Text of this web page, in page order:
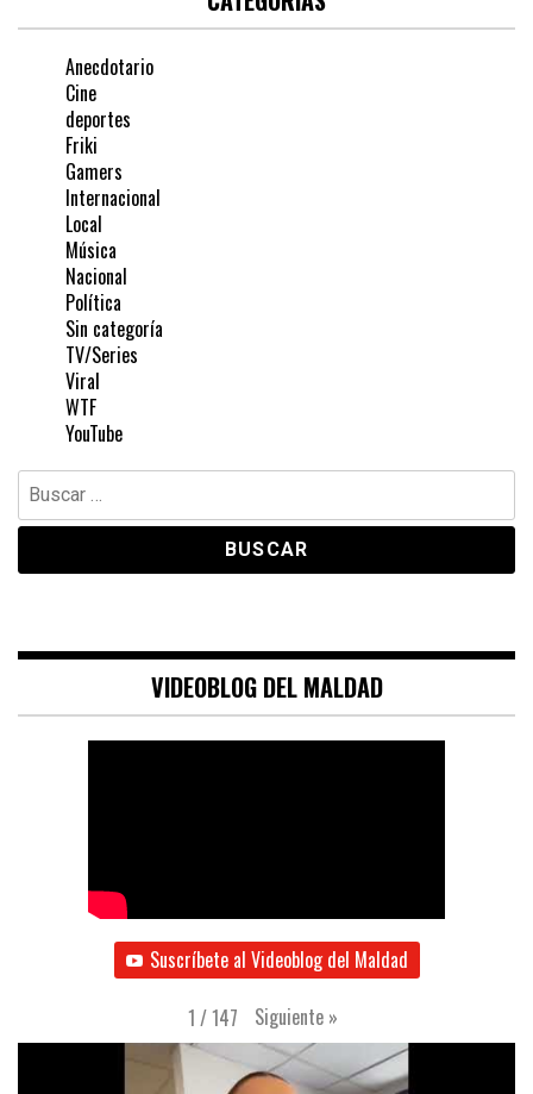
Anecdotario
Cine
deportes
Friki
Gamers
Internacional
Local
Música
Nacional
Política
Sin categoría
TV/Series
Viral
WTF
YouTube
Buscar:
VIDEOBLOG DEL MALDAD
Suscríbete al Videoblog del Maldad
1 /147 Siguiente »